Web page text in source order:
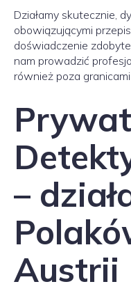
Działamy skutecznie,
obowiązującymi
doświadczenie
nam prowadzić
również poza
–
Austrii